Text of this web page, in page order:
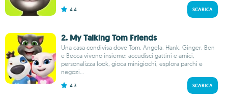
4.4 SCARICA
2. My Talking Tom Friends
Una casa condivisa dove Tom, Angela, Hank, Ginger, Ben
e Becca vivono insieme: accudisci gattini e amici,
personalizza look, gioca minigiochi, esplora parchi e
negozi...
4.3 SCARICA